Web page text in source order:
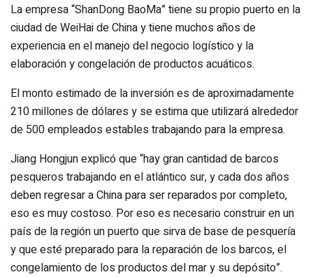
La empresa “ShanDong BaoMa” tiene su propio puerto en la
ciudad de WeiHai de China y tiene muchos años de
experiencia en el manejo del negocio logístico y la
elaboración y congelación de productos acuáticos.
El monto estimado de la inversión es de aproximadamente
210 millones de dólares y se estima que utilizará alrededor
de 500 empleados estables trabajando para la empresa.
Jiang Hongjun explicó que “hay gran cantidad de barcos
pesqueros trabajando en el atlántico sur, y cada dos años
deben regresar a China para ser reparados por completo,
eso es muy costoso. Por eso es necesario construir en un
país de la región un puerto que sirva de base de pesquería
y que esté preparado para la reparación de los barcos, el
congelamiento de los productos del mar y su depósito”.